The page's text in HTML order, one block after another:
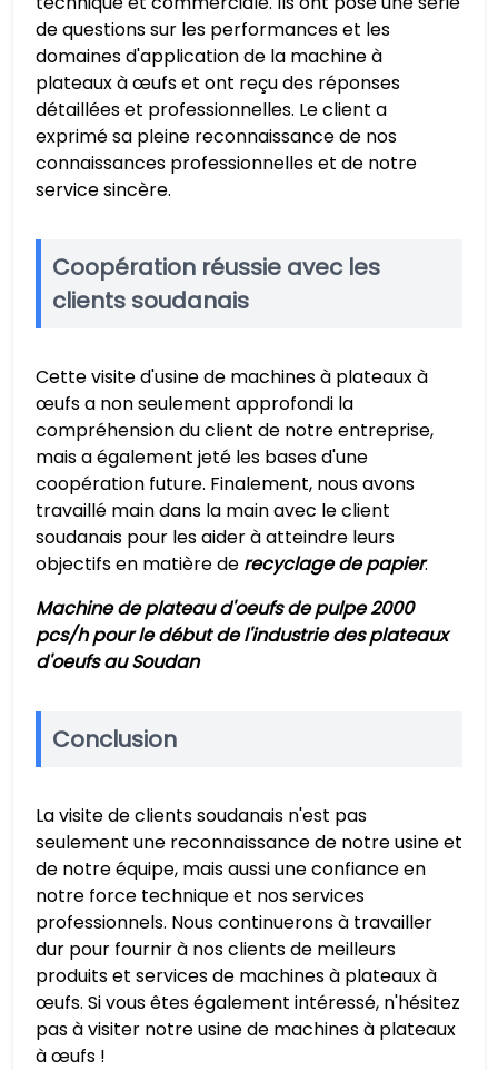
de questions sur les performances et les
domaines d'application de la machine à
plateaux à œufs et ont reçu des réponses
détaillées et professionnelles. Le client a
exprimé sa pleine reconnaissance de nos
connaissances professionnelles et de notre
service sincère.
Coopération réussie avec les
clients soudanais
Cette visite d'usine de machines à plateaux à
œufs a non seulement approfondi la
compréhension du client de notre entreprise,
mais a également jeté les bases d'une
coopération future. Finalement, nous avons
travaillé main dans la main avec le client
soudanais pour les aider à atteindre leurs
objectifs en matière de recyclage de papier.
Machine de plateau d'oeufs de pulpe 2000
pcs/h pour le début de l'industrie des plateaux
d'oeufs au Soudan
Conclusion
La visite de clients soudanais n'est pas
seulement une reconnaissance de notre usine et
de notre équipe, mais aussi une confiance en
notre force technique et nos services
professionnels. Nous continuerons à travailler
dur pour fournir à nos clients de meilleurs
produits et services de machines à plateaux à
œufs. Si vous êtes également intéressé, n'hésitez
pas à visiter notre usine de machines à plateaux
à œufs !